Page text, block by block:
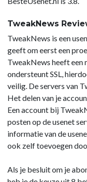
TweakNews
TweakNews is een
geeft om eerst een
TweakNews heeft een
ondersteunt SSL,
veilig. De servers van
Het delen van je
Een account bij
posten op de usenet
informatie van de
ook zelf toevoegen
Als je besluit om je